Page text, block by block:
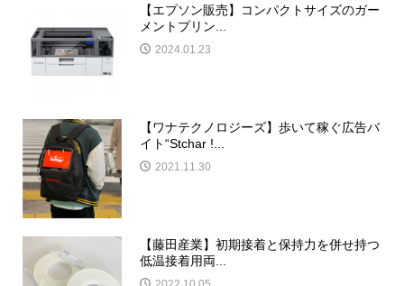
【エプソン販売】コンパクトサイズのガー
メントプリン...
2024.01.23
【ワナテクノロジーズ】歩いて稼ぐ広告バ
イト“Stchar !...
2021.11.30
【藤田産業】初期接着と保持力を併せ持つ
低温接着用両...